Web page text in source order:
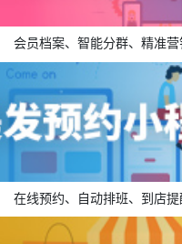
会员档案、智能分群、精准
在线预约、自动排班、到店